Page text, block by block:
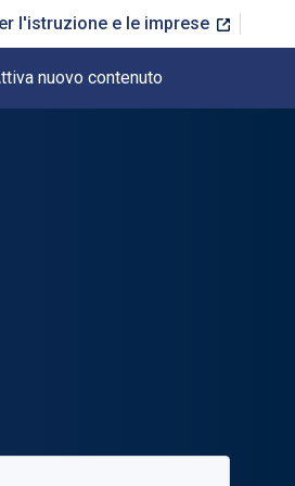
l'istruzione e le imprese
nuovo contenuto
13 9780739122723"